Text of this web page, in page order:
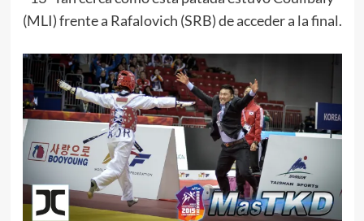
(MLI) frente a Rafalovich (SRB) de acceder a la final.